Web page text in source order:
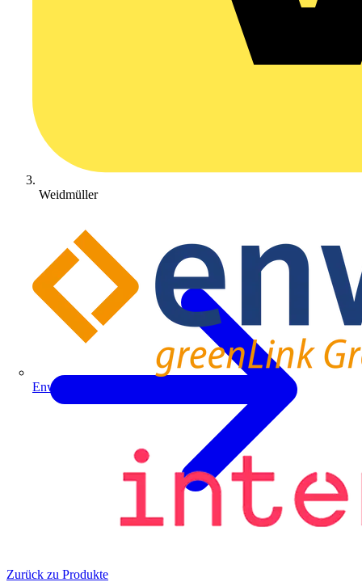
Enwitec
Weidmüller
Zurück zu Produkte